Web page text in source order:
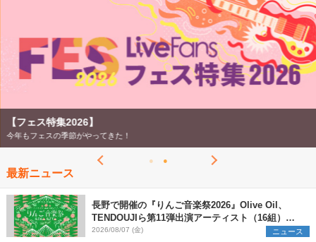
【フェス特集2026】
今年もフェスの季節がやってきた！
最新ニュース
長野で開催の『りんご音楽祭2026』Olive Oil、
TENDOUJIら第11弾出演アーティスト（16組）を
発表
2026/08/07 (金) ニュース